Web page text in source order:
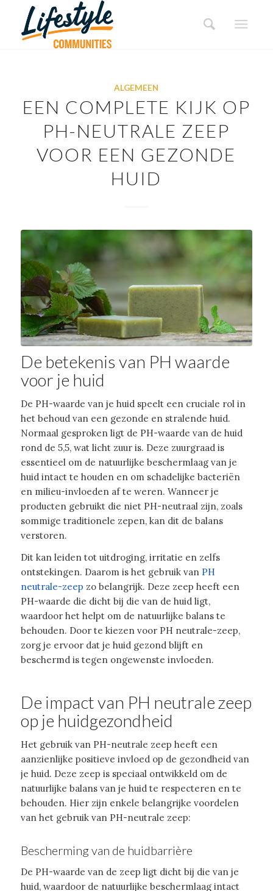
ALGEMEEN
EEN COMPLETE KIJK OP
PH-NEUTRALE ZEEP
VOOR EEN GEZONDE
HUID
De betekenis van PH waarde
voor je huid
De PH-waarde van je huid speelt een cruciale rol in
het behoud van een gezonde en stralende huid.
Normaal gesproken ligt de PH-waarde van de huid
rond de 5,5, wat licht zuur is. Deze zuurgraad is
essentieel om de natuurlijke beschermlaag van je
huid intact te houden en om schadelijke bacteriën
en milieu-invloeden af te weren. Wanneer je
producten gebruikt die niet PH-neutraal zijn, zoals
sommige traditionele zepen, kan dit de balans
verstoren.
Dit kan leiden tot uitdroging, irritatie en zelfs
ontstekingen. Daarom is het gebruik van PH
neutrale-zeep zo belangrijk. Deze zeep heeft een
PH-waarde die dicht bij die van de huid ligt,
waardoor het helpt om de natuurlijke balans te
behouden. Door te kiezen voor PH neutrale-zeep,
zorg je ervoor dat je huid gezond blijft en
beschermd is tegen ongewenste invloeden.
De impact van PH neutrale zeep
op je huidgezondheid
Het gebruik van PH-neutrale zeep heeft een
aanzienlijke positieve invloed op de gezondheid van
je huid. Deze zeep is speciaal ontwikkeld om de
natuurlijke balans van je huid te respecteren en te
behouden. Hier zijn enkele belangrijke voordelen
van het gebruik van PH-neutrale zeep:
Bescherming van de huidbarrière
De PH-waarde van de zeep ligt dicht bij die van je
huid, waardoor de natuurlijke beschermlaag intact